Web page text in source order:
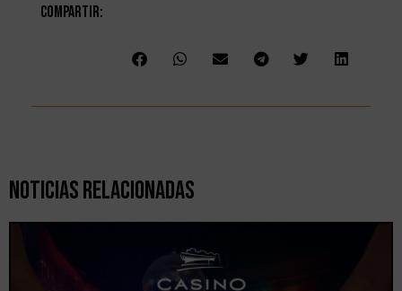
Compartir:
Noticias Relacionadas